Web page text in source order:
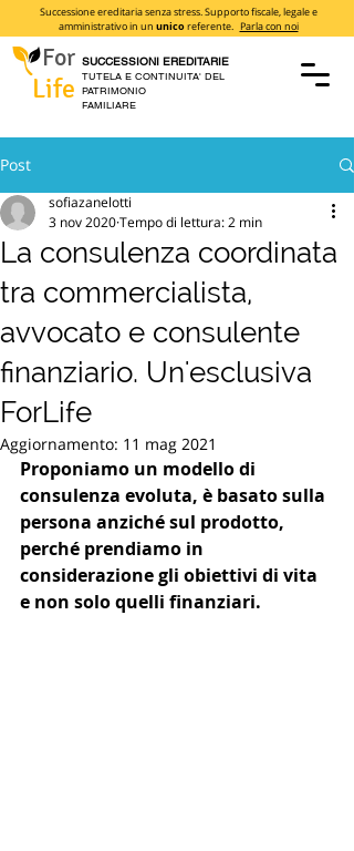
For
Life
SUCCESSIONI EREDITARIE
TUTELA E CONTINUITA' DEL
PATRIMONIO
FAMILIARE
Successione ereditaria senza stress. Supporto fiscale, legale e
amministrativo in un unicoreferente. Parla con noi
Post
La consulenza coordinata
tra commercialista,
avvocato e consulente
finanziario. Un'esclusiva
ForLife
sofiazanelotti
3 nov 2020Tempo di lettura: 2 min
Aggiornamento: 11 mag 2021
Proponiamo un modello di
consulenza evoluta, è basato sulla
persona anziché sul prodotto,
perché prendiamo in
considerazione gli obiettivi di vita
e non solo quelli finanziari.